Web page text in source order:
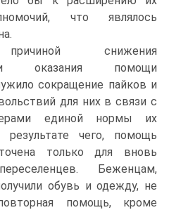
что являлось
снижения
оказания помощи
сокращение пайков и
для них в связи с
единой нормы их
чего, помощь
только для вновь
Беженцам,
обувь и одежду, не
помощь, кроме